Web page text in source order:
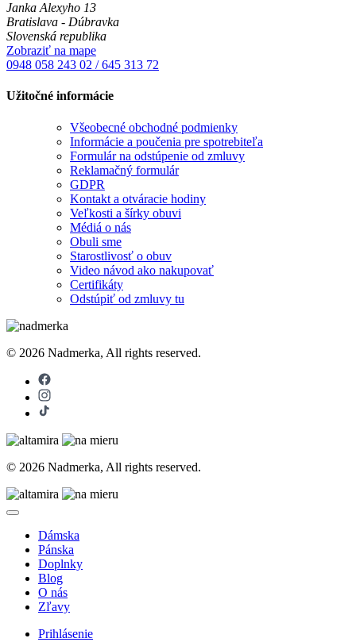
Janka Alexyho 13
Bratislava - Dúbravka
Slovenská republika
Zobraziť na mape
0948 058 243 02 / 645 313 72
Užitočné informácie
Všeobecné obchodné podmienky
Informácie a poučenia pre spotrebiteľa
Formulár na odstúpenie od zmluvy
Reklamačný formulár
GDPR
Kontakt a otváracie hodiny
Veľkosti a šírky obuvi
Médiá o nás
Obuli sme
Starostlivosť o obuv
Video návod ako nakupovať
Certifikáty
Odstúpiť od zmluvy tu
© 2026 Nadmerka, All rights reserved.
© 2026 Nadmerka, All rights reserved.
Dámska
Pánska
Doplnky
Blog
O nás
Zľavy
Prihlásenie